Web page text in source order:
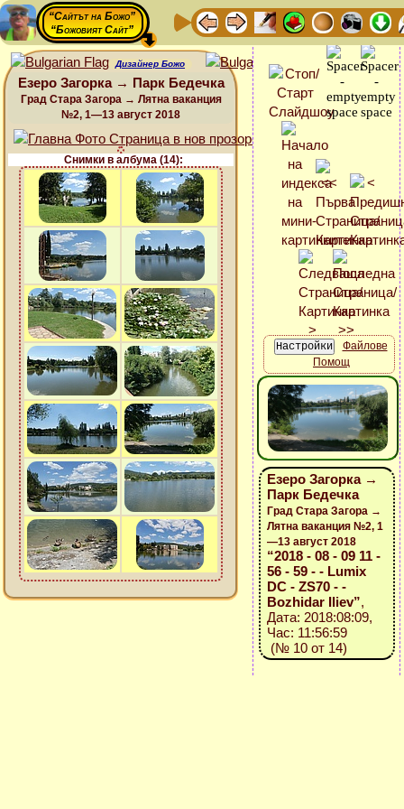
“Сайтът на Божо”
“Божовият Сайт”
Дизайнер Божо
Езеро Загорка → Парк Бедечка
Град Стара Загора → Лятна ваканция
№2, 1—13 август 2018
Снимки в албума (14):
Файлове
Помощ
Езеро Загорка →
Парк Бедечка
Град Стара Загора →
Лятна ваканция №2, 1
—13 август 2018
“2018 - 08 - 09 11 -
56 - 59 - - Lumix
DC - ZS70 - -
Bozhidar Iliev”,
Дата: 2018:08:09,
Час: 11:56:59
(№ 10 от 14)